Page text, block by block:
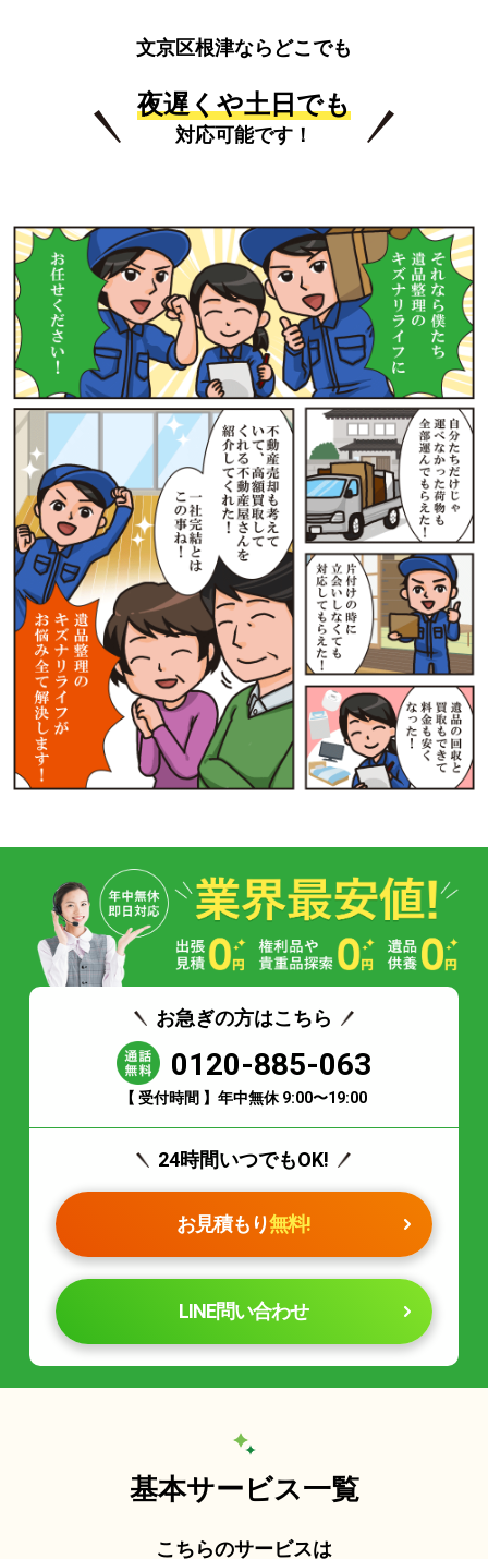
文京区根津ならどこでも
夜遅くや土日でも
対応可能です！
お急ぎの方はこちら
0120-885-063
【 受付時間 】年中無休 9:00〜19:00
24時間いつでもOK!
お見積もり無料!
LINE問い合わせ
基本サービス一覧
こちらのサービスは